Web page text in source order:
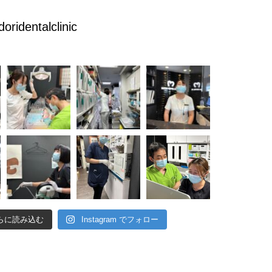
に読み込む Instagram でフォロー